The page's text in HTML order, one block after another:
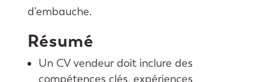
d’embauche.
Résumé
Un CV vendeur doit inclure des
compétences clés, expériences